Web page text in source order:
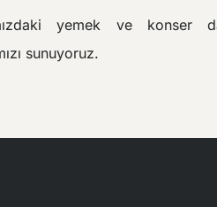
yemek ve konser
sunuyoruz.